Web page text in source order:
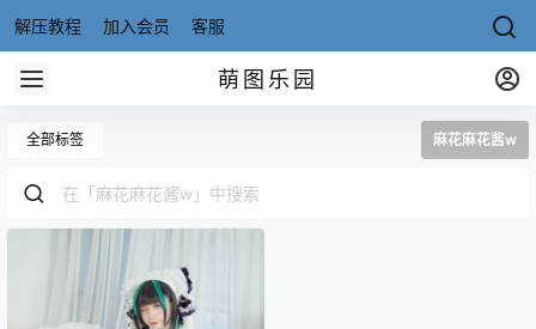
解压教程 加入会员 客服
萌图乐园
全部标签 麻花麻花酱w